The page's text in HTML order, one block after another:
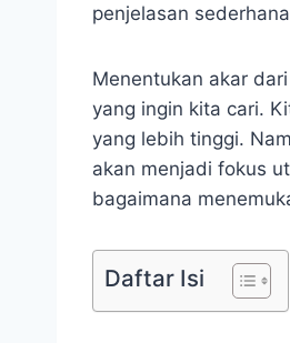
penjelasan
Menentukan akar
yang ingin kita cari.
yang lebih tinggi.
akan menjadi fokus
bagaimana
Daftar Isi